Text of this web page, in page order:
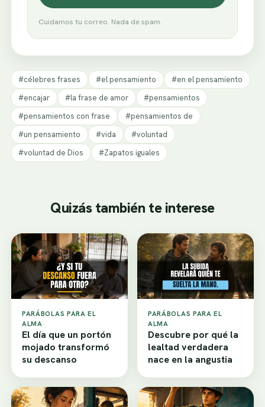
Cuidamos tu correo. Nada de spam.
#célebres frases #el pensamiento
#en el pensamiento
#encajar
#la frase de amor
#pensamientos
#pensamientos con frase
#pensamientos de
#un pensamiento
#vida
#voluntad
#voluntad de Dios
#Zapatos iguales
Quizás también te interese
PARÁBOLAS PARA EL
ALMA
El día que un portón
mojado transformó
su descanso
PARÁBOLAS PARA EL
ALMA
Descubre por qué la
lealtad verdadera
nace en la angustia